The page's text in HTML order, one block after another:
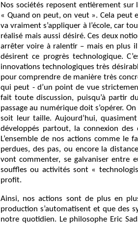
Nos sociétés reposent entièrement
« Quand on peut, on veut ». Cela peut
va vraiment s’appliquer à l’école, car
réalisé mais aussi désiré. Ces deux
arrêter voire à ralentir – mais en plus
désirent ce progrès technologique.
innovations technologiques très
pour comprendre de manière très
qui peut - d’un point de vue
fait toute discussion, puisqu’à partir
passage au numérique doit s’opérer.
soit leur taille. Aujourd’hui,
développés partout, la connexion
L’ensemble de nos actions comme le
perdues, des pas, ou encore la
vont commenter, se galvaniser entre
souffles ou activités sont «
profit.
Ainsi, nos actions sont de plus en
production s’automatisent et que des
notre quotidien. Le philosophe Eric